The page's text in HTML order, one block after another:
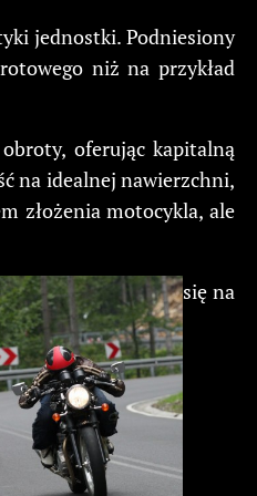
jednostki. Podniesiony
niż na przykład
oferując kapitalną
na idealnej nawierzchni,
złożenia motocykla, ale
się na